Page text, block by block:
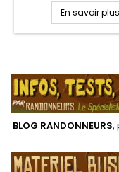
Transformez votre
COMBI Katadyn en
COMBI PLUS avec
l'eau d'un robinet
d'eau
En savoir plus
BLOG RANDONNEURS,